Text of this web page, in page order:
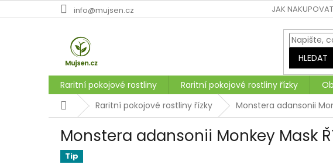
na
info@mujsen.cz JAK NAKUPOVAT
HLEDAT
Raritní pokojové rostliny Raritní pokojové rostliny řízky
DomůRaritní pokojové rostliny řízky Monstera adansonii
Monstera adansonii Monkey Mask
Tip